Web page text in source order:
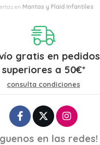
en Mantas y Plaid Infantiles.
gratis en pedidos
superiores a 50€*
consulta condiciones
en las redes!